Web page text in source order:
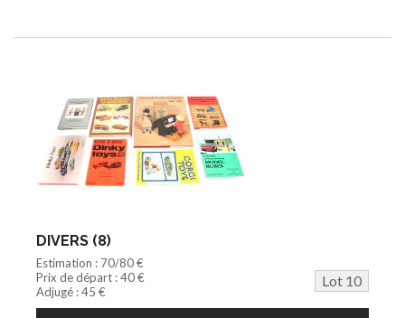
DIVERS (8)
Estimation : 70/80 €
Prix de départ : 40 €
Lot 10
Adjugé : 45 €